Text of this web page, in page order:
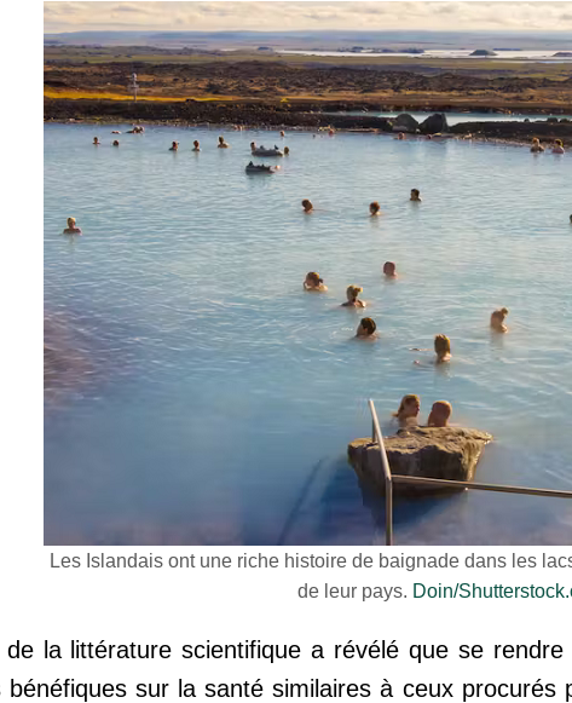
Les Islandais ont une riche histoire de baignade dans les
de leur pays. Doin/
la littérature scientifique a révélé que se
sur la santé similaires à ceux procurés